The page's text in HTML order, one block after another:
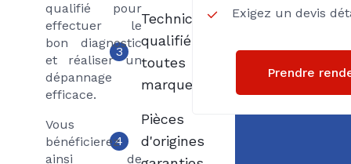
qualifié pour
effectuer le
bon diagnostic
et réaliser un
dépannage
efficace.
Vous
bénéficierez
ainsi de
Exigez un devis
Prendre
3
Techniciens
qualifiés
toutes
marques
4
Pièces
d'origines